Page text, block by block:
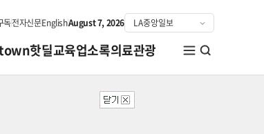
독전자신문EnglishAugust 7, 2026
핫딜교육업소록의료관광